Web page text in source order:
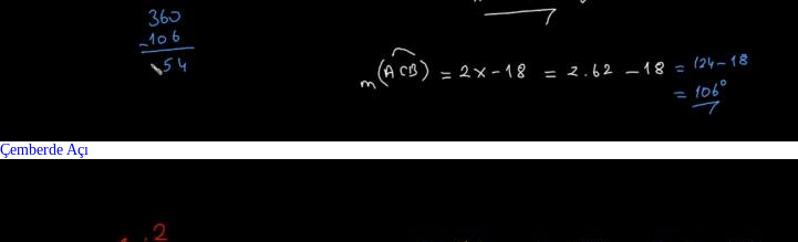
Çemberde Açı